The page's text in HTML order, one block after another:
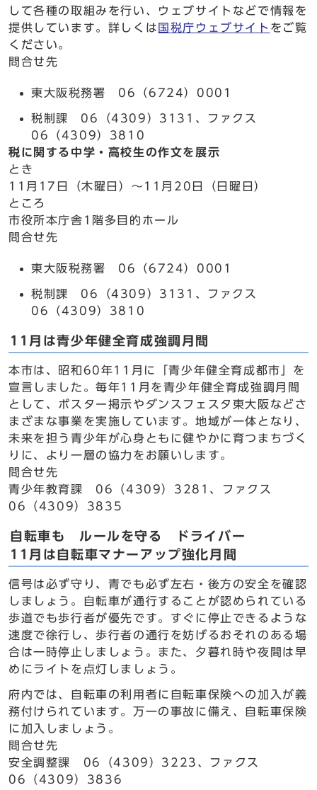
して各種の取組みを行い、ウェブサイトなどで情報を
提供しています。詳しくは 国税庁ウェブサイト をご覧
ください。
問合せ先
東大阪税務署 06（6724）0001
税制課 06（4309）3131、ファクス
06（4309）3810
税に関する中学・高校生の作文を展示
とき
11月17日（木曜日）～11月20日（日曜日）
ところ
市役所本庁舎1階多目的ホール
問合せ先
東大阪税務署 06（6724）0001
税制課 06（4309）3131、ファクス
06（4309）3810
11月は青少年健全育成強調月間
本市は、昭和60年11月に「青少年健全育成都市」を
宣言しました。毎年11月を青少年健全育成強調月間
として、ポスター掲示やダンスフェスタ東大阪などさ
まざまな事業を実施しています。地域が一体となり、
未来を担う青少年が心身ともに健やかに育つまちづく
りに、より一層の協力をお願いします。
問合せ先
青少年教育課 06（4309）3281、ファクス
06（4309）3835
自転車も ルールを守る ドライバー
11月は自転車マナーアップ強化月間
信号は必ず守り、青でも必ず左右・後方の安全を確認
しましょう。自転車が通行することが認められている
歩道でも歩行者が優先です。すぐに停止できるような
速度で徐行し、歩行者の通行を妨げるおそれのある場
合は一時停止しましょう。また、夕暮れ時や夜間は早
めにライトを点灯しましょう。
府内では、自転車の利用者に自転車保険への加入が義
務付けられています。万一の事故に備え、自転車保険
に加入しましょう。
問合せ先
安全調整課 06（4309）3223、ファクス
06（4309）3836